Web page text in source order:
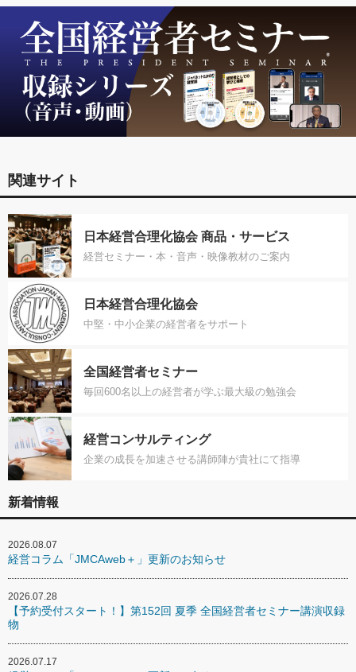
関連サイト
日本経営合理化協会 商品・サービス
経営セミナー・本・音声・映像教材のご案内
日本経営合理化協会
中堅・中小企業の経営者をサポート
全国経営者セミナー
毎回600名以上の経営者が学ぶ最大級の勉強会
経営コンサルティング
企業の成長を加速させる講師陣が貴社にて指導
新着情報
2026.08.07
経営コラム「JMCAweb＋」更新のお知らせ
2026.07.28
【予約受付スタート！】第152回 夏季 全国経営者セミナー講演収録
物
2026.07.17